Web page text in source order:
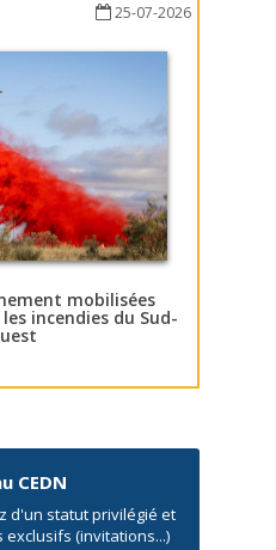
25-07-2026
mobilisées
incendies du Sud-
CEDN
d'un statut privilégié et
(invitations...)